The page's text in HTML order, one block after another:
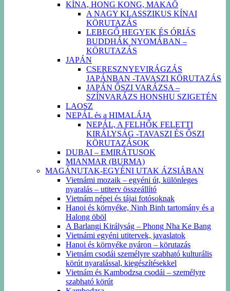
KÍNA, HONG KONG, MAKAŐ
A NAGY KLASSZIKUS KÍNAI
KÖRUTAZÁS
LEBEGŐ HEGYEK ÉS ÓRIÁS
BUDDHÁK NYOMÁBAN –
KÖRUTAZÁS
JAPÁN
CSERESZNYEVIRÁGZÁS
JAPÁNBAN -TAVASZI KÖRUTAZÁS
JAPÁN ŐSZI VARÁZSA –
SZÍNVARÁZS HONSHU SZIGETÉN
LAOSZ
NEPÁL és a HIMALÁJA
NEPÁL, A FELHŐK FELETTI
KIRÁLYSÁG -TAVASZI ÉS ŐSZI
KÖRUTAZÁSOK
DUBAI – EMIRÁTUSOK
MIANMAR (BURMA)
MAGÁNUTAK-EGYÉNI UTAK ÁZSIÁBAN
Vietnámi mozaik – egyéni út, különleges
nyaralás – utiterv összeállító
Vietnám népei és tájai fotósoknak
Hanoi és környéke, Ninh Binh tartomány és a
Halong öböl
A Barlangi Királyság – Phong Nha Ke Bang
Vietnámi egyéni utitervek, javaslatok
Hanoi és környéke nyáron – körutazás
Vietnám csodái személyre szabható kulturális
körút nyaralással, kiegészítésekkel
Vietnám és Kambodzsa csodái – személyre
szabható körút